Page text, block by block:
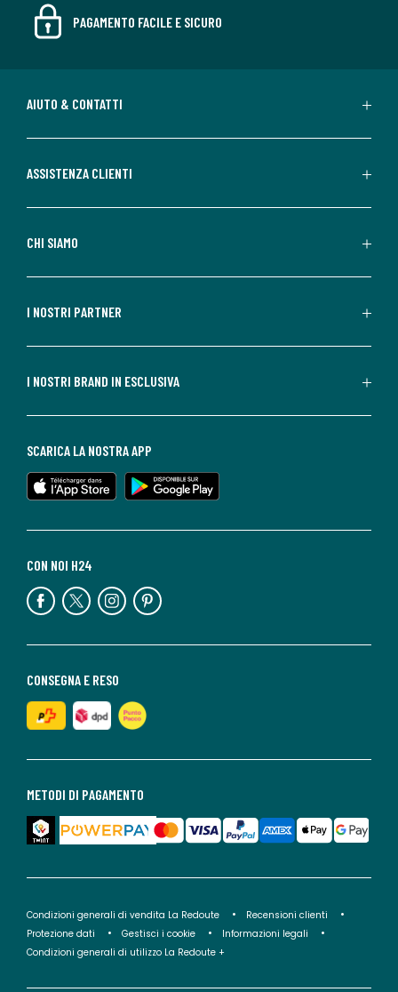
PAGAMENTO FACILE E SICURO
AIUTO & CONTATTI
ASSISTENZA CLIENTI
CHI SIAMO
I NOSTRI PARTNER
I NOSTRI BRAND IN ESCLUSIVA
METODI DI PAGAMENTO
CONSEGNA E RESO
CON NOI H24
SCARICA LA NOSTRA APP
Condizioni generali di vendita La Redoute
Recensioni clienti
Protezione dati
Gestisci i cookie
Informazioni legali
Condizioni generali di utilizzo La Redoute +